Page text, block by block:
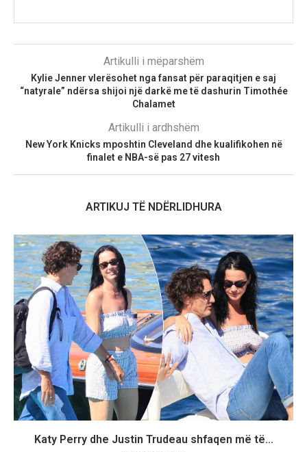
Artikulli i mëparshëm
Kylie Jenner vlerësohet nga fansat për paraqitjen e saj
“natyrale” ndërsa shijoi një darkë me të dashurin Timothée
Chalamet
Artikulli i ardhshëm
New York Knicks mposhtin Cleveland dhe kualifikohen në
finalet e NBA-së pas 27 vitesh
ARTIKUJ TË NDËRLIDHURA
Katy Perry dhe Justin Trudeau shfaqen më të...